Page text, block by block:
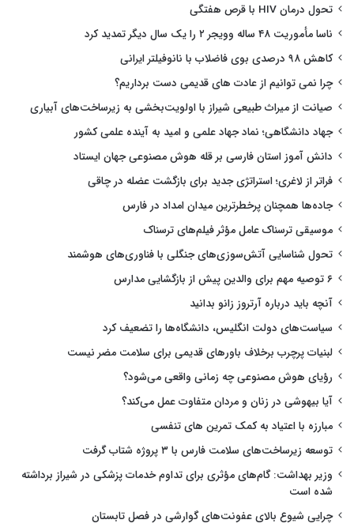
تحول درمان HIV با قرص هفتگی
ناسا مأموریت ۴۸ ساله وویجر ۲ را یک سال دیگر تمدید کرد
کاهش ۹۸ درصدی بوی فاضلاب با نانوفیلتر ایرانی
چرا نمی توانیم از عادت های قدیمی دست برداریم؟
صیانت از میراث طبیعی شیراز با اولویت‌بخشی به زیرساخت‌های آبیاری
جهاد دانشگاهی؛ نماد جهاد علمی و امید به آینده علمی کشور
دانش آموز استان فارسی بر قله هوش مصنوعی جهان ایستاد
فراتر از لاغری؛ استراتژی جدید برای بازگشت عضله در چاقی
جاده‌ها همچنان پرخطرترین میدان امداد در فارس
موسیقی ترسناک عامل مؤثر فیلم‌های ترسناک
تحول شناسایی آتش‌سوزی‌های جنگلی با فناوری‌های هوشمند
۶ توصیه مهم برای والدین پیش از بازگشایی مدارس
آنچه باید درباره آرتروز زانو بدانید
سیاست‌های دولت انگلیس، دانشگاه‌ها را تضعیف کرد
لبنیات پرچرب برخلاف باورهای قدیمی برای سلامت مضر نیست
رؤیای هوش مصنوعی چه زمانی واقعی می‌شود؟
آیا بیهوشی در زنان و مردان متفاوت عمل می‌کند؟
مبارزه با اعتیاد به کمک تمرین های تنفسی
توسعه زیرساخت‌های سلامت فارس با ۳ پروژه شتاب گرفت
وزیر بهداشت: گام‌های مؤثری برای تداوم خدمات پزشکی در شیراز برداشته
شده است
چرایی شیوع بالای عفونت‌های گوارشی در فصل تابستان